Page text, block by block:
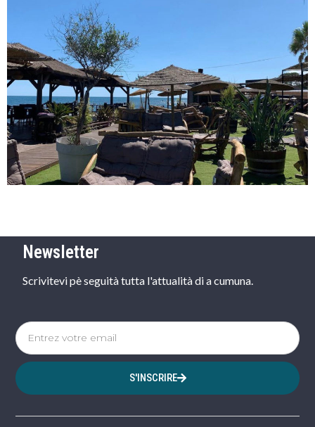
Newsletter
Scrivitevi pè seguità tutta l'attualità di a cumuna.
S'INSCRIRE